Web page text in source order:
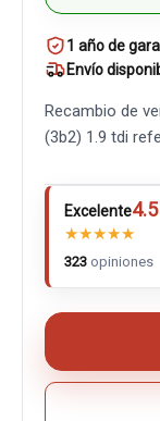
1 año de
Envío
Recambio de
(3b2) 1.9 tdi
Excelente4.5
★★★★★
323 opiniones